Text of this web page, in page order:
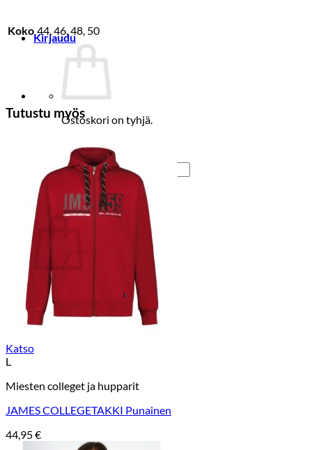
Kirjaudu
Ostoskori on tyhjä.
Takaisin kauppaan
Etsi:
Ostoskori
Ostoskori on tyhjä.
Takaisin kauppaan
Koko 44, 46, 48, 50
Tutustu myös
Katso
L
Miesten colleget ja hupparit
JAMES COLLEGETAKKI Punainen
44,95€